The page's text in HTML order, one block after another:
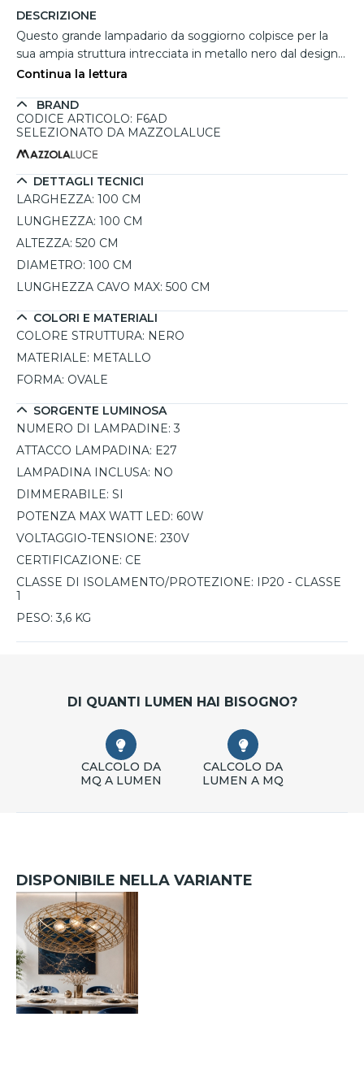
DESCRIZIONE
Questo grande lampadario da soggiorno colpisce per la
sua ampia struttura intrecciata in metallo nero dal design
moderno e scenografico. La forma ellittica crea un effetto
space, soggiorni con soffitti alti o zone living
contemporanee. Le 3 lampadine E27 fino a 60W
uniforme e decorativo. Compatibile con dimmer esterno,
permette di regolare facilmente l'atmosfera luminosa
secondo le esigenze dell'ambiente. L'altezza regolabile
fino a 520 cm lo rende perfetto anche per soppalchi e
Continua la lettura
BRAND
CODICE ARTICOLO: F6AD
SELEZIONATO DA MAZZOLALUCE
DETTAGLI TECNICI
LARGHEZZA: 100 CM
LUNGHEZZA: 100 CM
ALTEZZA: 520 CM
DIAMETRO: 100 CM
LUNGHEZZA CAVO MAX: 500 CM
COLORI E MATERIALI
COLORE STRUTTURA: NERO
MATERIALE: METALLO
FORMA: OVALE
SORGENTE LUMINOSA
NUMERO DI LAMPADINE: 3
ATTACCO LAMPADINA: E27
LAMPADINA INCLUSA: NO
DIMMERABILE: SI
POTENZA MAX WATT LED: 60W
VOLTAGGIO-TENSIONE: 230V
CERTIFICAZIONE: CE
CLASSE DI ISOLAMENTO/PROTEZIONE: IP20 - CLASSE
1
PESO: 3,6 KG
DI QUANTI LUMEN HAI BISOGNO?
CALCOLO DA
MQ A LUMEN
CALCOLO DA
LUMEN A MQ
DISPONIBILE NELLA VARIANTE